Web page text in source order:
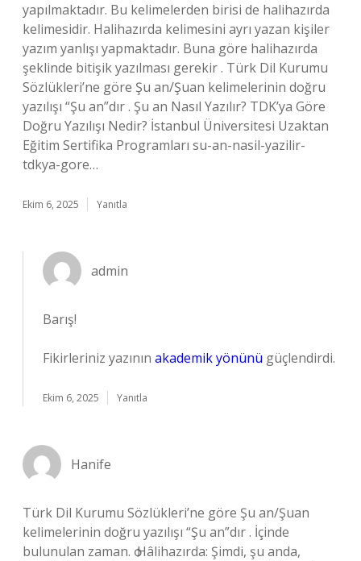
yapılmaktadır. Bu kelimelerden birisi de halihazırda
kelimesidir. Halihazırda kelimesini ayrı yazan kişiler
yazım yanlışı yapmaktadır. Buna göre halihazırda
şeklinde bitişik yazılması gerekir . Türk Dil Kurumu
Sözlükleri’ne göre Şu an/Şuan kelimelerinin doğru
yazılışı “Şu an”dır . Şu an Nasıl Yazılır? TDK’ya Göre
Doğru Yazılışı Nedir? İstanbul Üniversitesi Uzaktan
Eğitim Sertifika Programları su-an-nasil-yazilir-
tdkya-gore…
Ekim 6, 2025 Yanıtla
admin
Barış!
Fikirleriniz yazının akademik yönünü güçlendirdi.
Ekim 6, 2025 Yanıtla
Hanife
Türk Dil Kurumu Sözlükleri’ne göre Şu an/Şuan
kelimelerinin doğru yazılışı “Şu an”dır . İçinde
bulunulan zaman. ѻ Hâlihazırda: Şimdi, şu anda,